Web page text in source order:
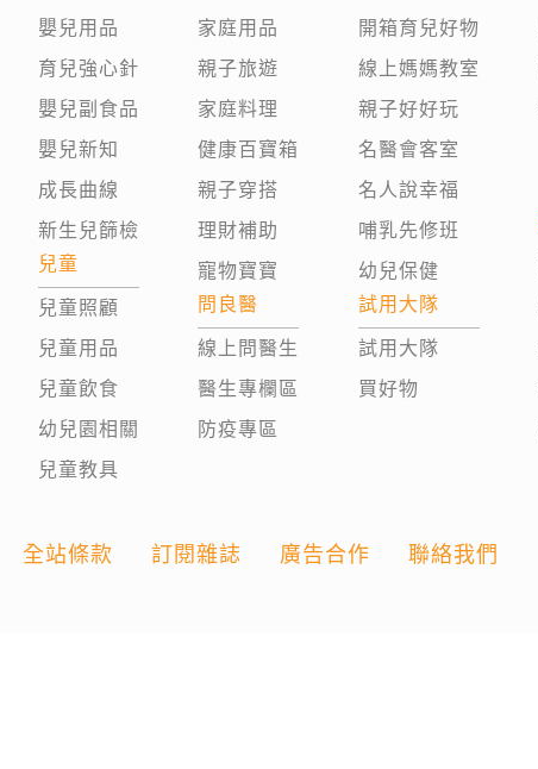
嬰兒用品
育兒強心針
嬰兒副食品
嬰兒新知
成長曲線
新生兒篩檢
兒童
兒童照顧
兒童用品
兒童飲食
幼兒園相關
兒童教具
家庭用品
親子旅遊
家庭料理
健康百寶箱
親子穿搭
理財補助
寵物寶寶
問良醫
線上問醫生
醫生專欄區
防疫專區
開箱育兒好物
線上媽媽教室
親子好好玩
名醫會客室
名人說幸福
哺乳先修班
幼兒保健
試用大隊
試用大隊
買好物
全站條款 訂閱雜誌 廣告合作 聯絡我們